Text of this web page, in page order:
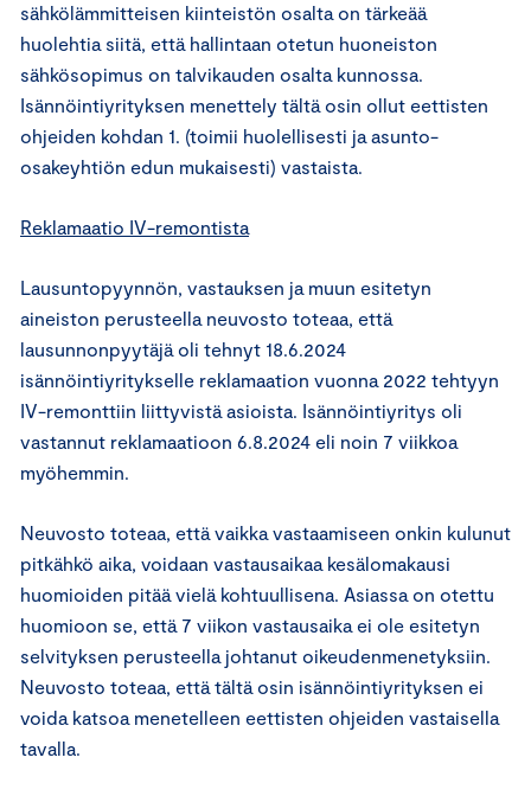
sähkölämmitteisen kiinteistön osalta on tärkeää
huolehtia siitä, että hallintaan otetun huoneiston
sähkösopimus on talvikauden osalta kunnossa.
Isännöintiyrityksen menettely tältä osin ollut eettisten
ohjeiden kohdan 1. (toimii huolellisesti ja asunto-
osakeyhtiön edun mukaisesti) vastaista.
Reklamaatio IV-remontista
Lausuntopyynnön, vastauksen ja muun esitetyn
aineiston perusteella neuvosto toteaa, että
lausunnonpyytäjä oli tehnyt 18.6.2024
isännöintiyritykselle reklamaation vuonna 2022 tehtyyn
IV-remonttiin liittyvistä asioista. Isännöintiyritys oli
vastannut reklamaatioon 6.8.2024 eli noin 7 viikkoa
myöhemmin.
Neuvosto toteaa, että vaikka vastaamiseen onkin kulunut
pitkähkö aika, voidaan vastausaikaa kesälomakausi
huomioiden pitää vielä kohtuullisena. Asiassa on otettu
huomioon se, että 7 viikon vastausaika ei ole esitetyn
selvityksen perusteella johtanut oikeudenmenetyksiin.
Neuvosto toteaa, että tältä osin isännöintiyrityksen ei
voida katsoa menetelleen eettisten ohjeiden vastaisella
tavalla.